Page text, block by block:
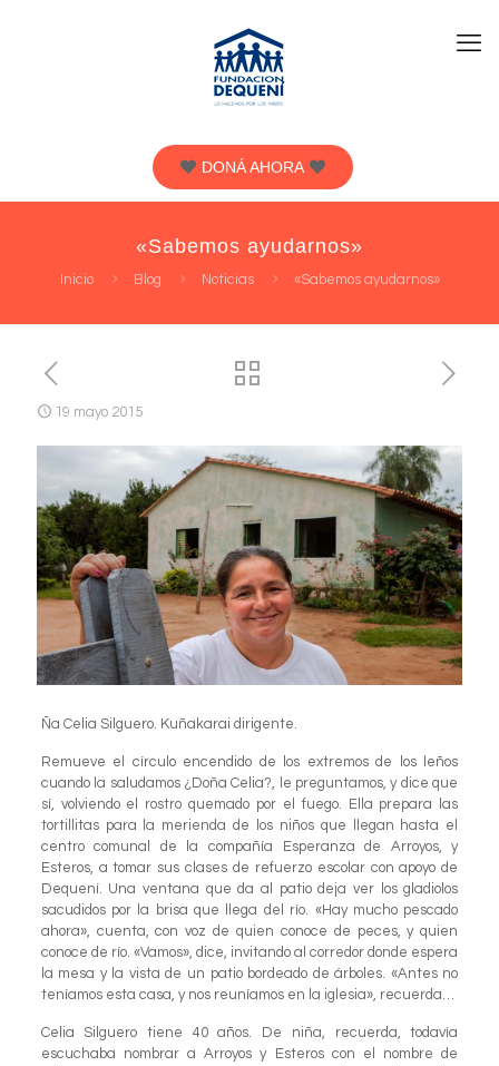
DONÁ AHORA
«Sabemos ayudarnos»
Inicio Blog Noticias «Sabemos ayudarnos»
19 mayo 2015
Ña Celia Silguero. Kuñakarai dirigente.
Remueve el círculo encendido de los extremos de los leños
cuando la saludamos ¿Doña Celia?, le preguntamos, y dice que
sí, volviendo el rostro quemado por el fuego. Ella prepara las
tortillitas para la merienda de los niños que llegan hasta el
centro comunal de la compañía Esperanza de Arroyos, y
Esteros, a tomar sus clases de refuerzo escolar con apoyo de
Dequení. Una ventana que da al patio deja ver los gladiolos
sacudidos por la brisa que llega del río. «Hay mucho pescado
ahora», cuenta, con voz de quien conoce de peces, y quien
conoce de río. «Vamos», dice, invitando al corredor donde espera
la mesa y la vista de un patio bordeado de árboles. «Antes no
teníamos esta casa, y nos reuníamos en la iglesia», recuerda…
Celia Silguero tiene 40 años. De niña, recuerda, todavía
escuchaba nombrar a Arroyos y Esteros con el nombre de